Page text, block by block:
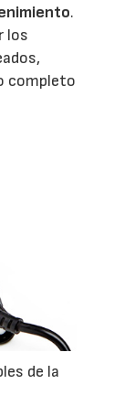
.
los
completo
de la